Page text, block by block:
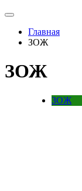
Главная
ЗОЖ
ЗОЖ
ЗОЖ